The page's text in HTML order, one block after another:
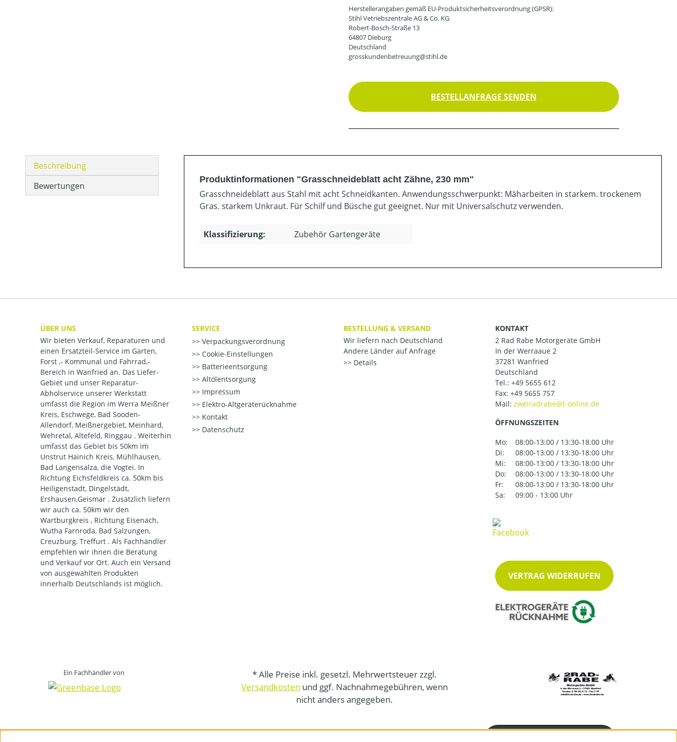
Herstellerangaben gemäß EU-Produktsicherheitsverordnung (GPSR):
Stihl Vetriebszentrale AG & Co. KG
Robert-Bosch-Straße 13
64807 Dieburg
Deutschland
grosskundenbetreuung@stihl.de
BESTELLANFRAGE SENDEN
Beschreibung
Bewertungen
Produktinformationen "Grasschneideblatt acht Zähne, 230 mm"
Grasschneideblatt aus Stahl mit acht Schneidkanten. Anwendungsschwerpunkt: Mäharbeiten in starkem. trockenem
Gras. starkem Unkraut. Für Schilf und Büsche gut geeignet. Nur mit Universalschutz verwenden.
Klassifizierung: Zubehör Gartengeräte
ÜBER UNS
Wir bieten Verkauf, Reparaturen und
einen Ersatzteil-Service im Garten,
Forst ,- Kommunal und Fahrrad,-
Bereich in Wanfried an. Das Liefer-
Gebiet und unser Reparatur-
Abholservice unserer Werkstatt
umfasst die Region im Werra Meißner
Kreis, Eschwege, Bad Sooden-
Allendorf, Meißnergebiet, Meinhard,
Wehretal, Altefeld, Ringgau . Weiterhin
umfasst das Gebiet bis 50km im
Unstrut Hainich Kreis, Mühlhausen,
Bad Langensalza, die Vogtei. In
Richtung Eichsfeldkreis ca. 50km bis
Heiligenstadt, Dingelstädt,
Ershausen,Geismar . Zusätzlich liefern
wir auch ca. 50km wir den
Wartburgkreis , Richtung Eisenach,
Wutha Farnroda, Bad Salzungen,
Creuzburg, Treffurt . Als Fachhändler
empfehlen wir ihnen die Beratung
und Verkauf vor Ort. Auch ein Versand
von ausgewählten Produkten
innerhalb Deutschlands ist möglich.
SERVICE
Verpackungsverordnung
Cookie-Einstellungen
Batterieentsorgung
Altölentsorgung
Impressum
Elektro-Altgeräterücknahme
Kontakt
Datenschutz
BESTELLUNG & VERSAND
Wir liefern nach Deutschland
Andere Länder auf Anfrage
Details
KONTAKT
2 Rad Rabe Motorgeräte GmbH
In der Werraaue 2
37281 Wanfried
Deutschland
Tel.: +49 5655 612
Fax: +49 5655 757
Mail:
ÖFFNUNGSZEITEN
Mo:
08:00-13:00 / 13:30-18:00 Uhr
Di:
08:00-13:00 / 13:30-18:00 Uhr
Mi:
08:00-13:00 / 13:30-18:00 Uhr
Do:
08:00-13:00 / 13:30-18:00 Uhr
Fr:
08:00-13:00 / 13:30-18:00 Uhr
Sa:
09:00 - 13:00 Uhr
VERTRAG WIDERRUFEN
Ein Fachhändler von
* Alle Preise inkl. gesetzl. Mehrwertsteuer zzgl.
Versandkosten und ggf. Nachnahmegebühren, wenn
nicht anders angegeben.